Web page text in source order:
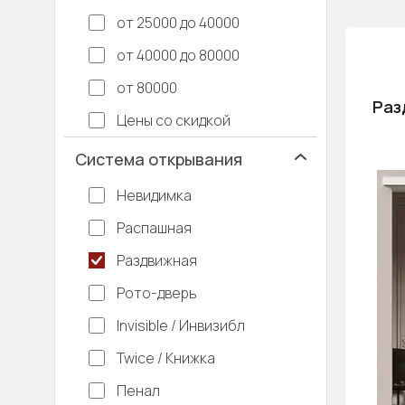
от 25000 до 40000
от 40000 до 80000
от 80000
Цены со скидкой
Система открывания
Невидимка
Распашная
Раздвижная
Рото-дверь
Invisible / Инвизибл
Twice / Книжка
Пенал
В